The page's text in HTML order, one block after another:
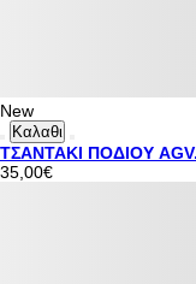
New
Καλαθι
ΤΣΑΝΤΑΚΙ ΠΟΔΙΟΥ
35,00€